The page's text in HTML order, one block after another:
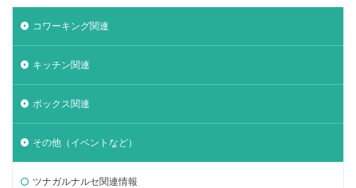
コワーキング関連
キッチン関連
ボックス関連
その他（イベントなど）
ツナガルナルセ関連情報